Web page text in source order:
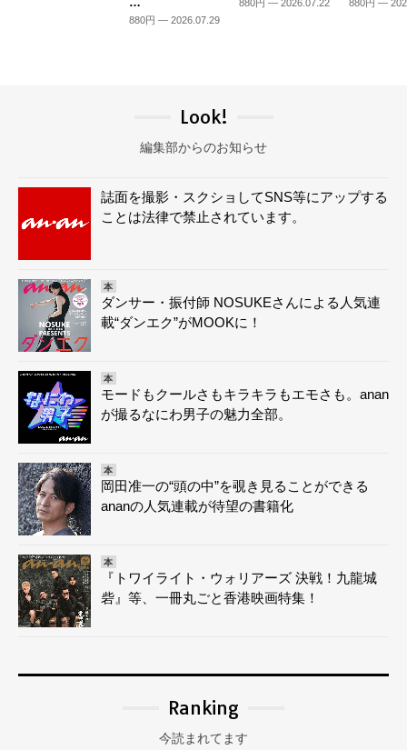
880円 — 2026.07.29
880円 — 2026.07.22 880円 —
Look!
編集部からのお知らせ
誌面を撮影・スクショしてSNS等にアップする
ことは法律で禁止されています。
本
ダンサー・振付師 NOSUKEさんによる人気連
載“ダンエク”がMOOKに！
本
モードもクールさもキラキラもエモさも。anan
が撮るなにわ男子の魅力全部。
本
岡田准一の“頭の中”を覗き見ることができる
ananの人気連載が待望の書籍化
本
『トワイライト・ウォリアーズ 決戦！九龍城
砦』等、一冊丸ごと香港映画特集！
Ranking
今読まれてます